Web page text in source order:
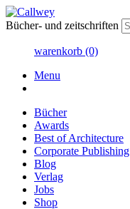
Bücher- und zeitschriften
warenkorb (0)
Menu
Bücher
Awards
Best of Architecture
Corporate Publishing
Blog
Verlag
Jobs
Shop